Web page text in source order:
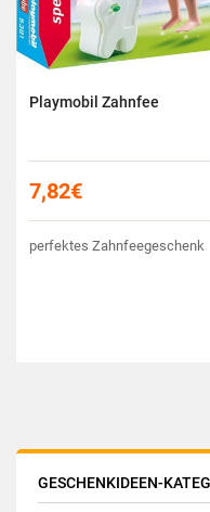
GESCHENKIDEEN-
Playmobil Zahnfee
7,82€
perfektes Zahnfeegeschenk